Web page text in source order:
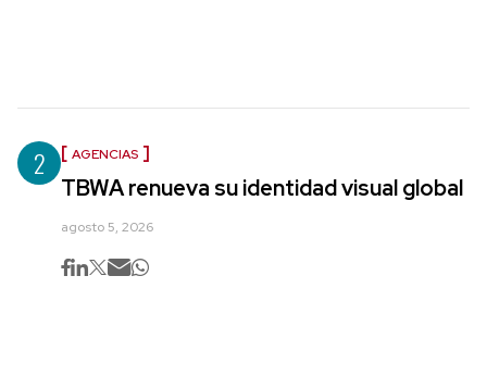
2 AGENCIAS
TBWA renueva su identidad visual global
agosto 5, 2026